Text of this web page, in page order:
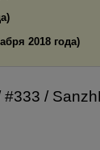
2018 года)
/